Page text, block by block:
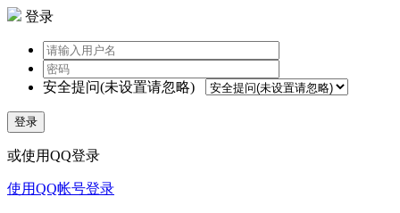
登录
安全提问(未设置请忽略)
登录
或使用QQ登录
使用QQ帐号登录